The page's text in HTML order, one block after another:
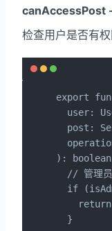
canAccessPost
检查用户是否有权
export
user:
post:
):
// 管理
if
  }